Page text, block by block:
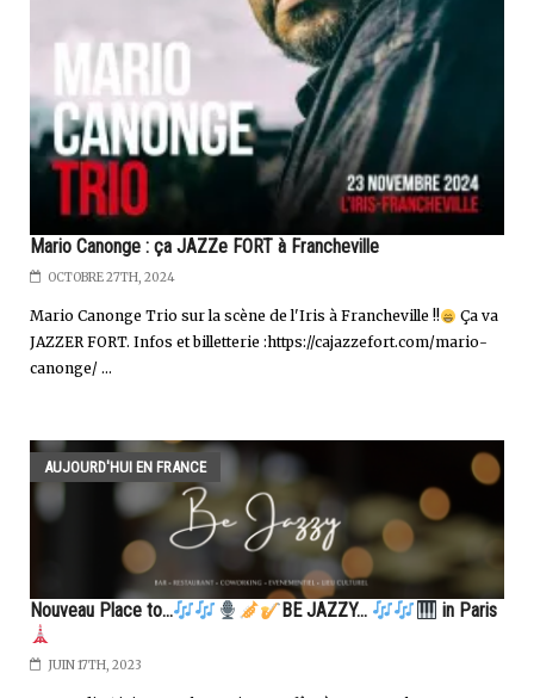
Mario Canonge : ça JAZZe FORT à Francheville
OCTOBRE 27TH, 2024
Mario Canonge Trio sur la scène de l'Iris à Francheville !!
Ça va
JAZZER FORT. Infos et billetterie :https://cajazzefort.com/mario-
canonge/ ...
AUJOURD'HUI EN FRANCE
Nouveau Place to... BE JAZZY... in Paris
JUIN 17TH, 2023